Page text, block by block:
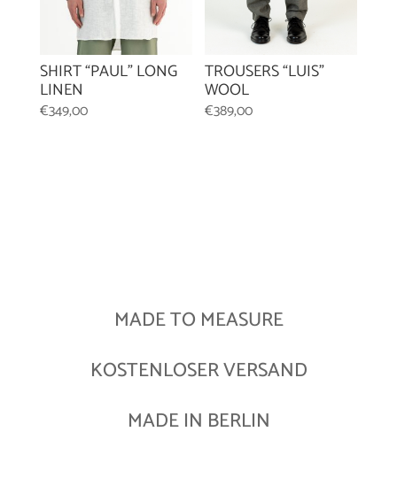
SHIRT “PAUL” LONG
LINEN
€349,00
TROUSERS “LUIS”
WOOL
€389,00
MADE TO MEASURE
KOSTENLOSER VERSAND
MADE IN BERLIN